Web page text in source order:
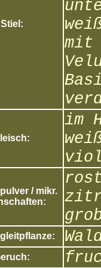
Stiel:
mit
im
/ mikr.